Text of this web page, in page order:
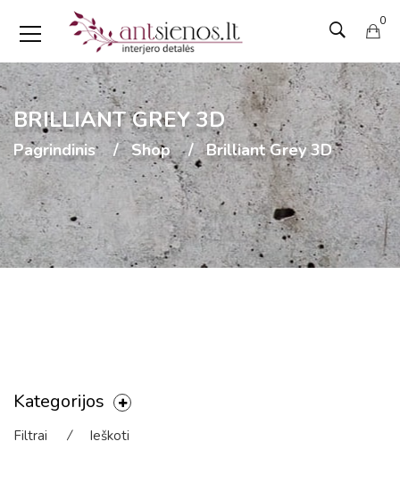
0
BRILLIANT GREY 3D
Pagrindinis Shop Brilliant Grey 3D
Kategorijos
Filtrai ⁄ Ieškoti